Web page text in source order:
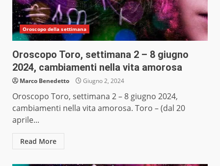
Oroscopo della settimana
Oroscopo Toro, settimana 2 – 8 giugno
2024, cambiamenti nella vita amorosa
Marco Benedetto Giugno 2, 2024
Oroscopo Toro, settimana 2 – 8 giugno 2024,
cambiamenti nella vita amorosa. Toro – (dal 20
aprile...
Read More